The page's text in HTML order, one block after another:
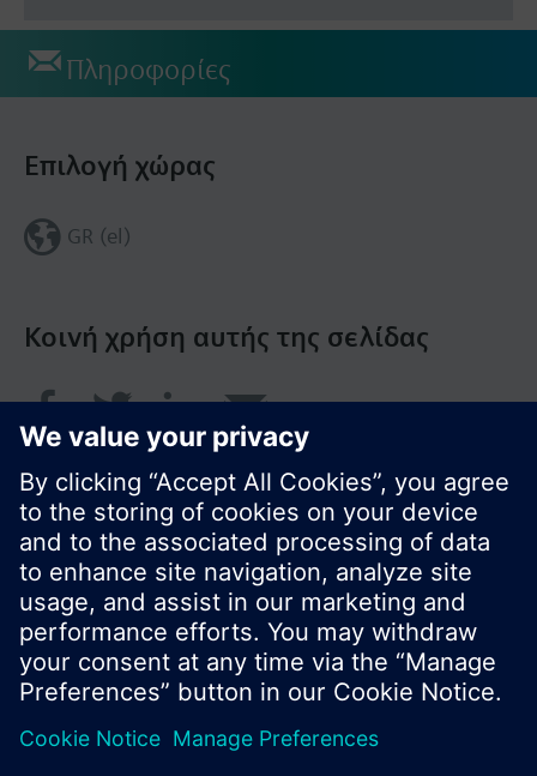
Πληροφορίες
Κοινή χρήση αυτής της σελίδας
Επιλογή χώρας
GR (el)
© Siemens Greece 2017
Το χαρτοφυλάκιο προϊόντων και οι τιμές μπορεί